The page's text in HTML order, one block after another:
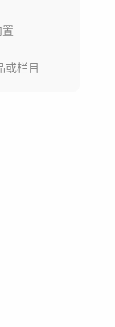
或栏目